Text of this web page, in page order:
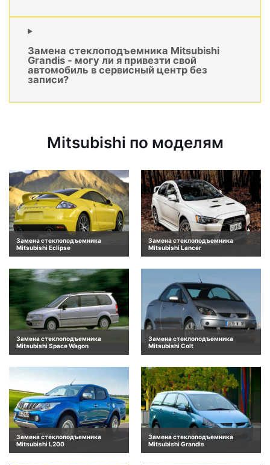
Замена стеклоподъемника Mitsubishi
Grandis - могу ли я привезти свой
автомобиль в сервисный центр без
записи?
Mitsubishi по моделям
Замена стеклоподъемника
Mitsubishi Eclipse
Замена стеклоподъемника
Mitsubishi Lancer
Замена стеклоподъемника
Mitsubishi Space Wagon
Замена стеклоподъемника
Mitsubishi Colt
Замена стеклоподъемника
Mitsubishi L200
Замена стеклоподъемника
Mitsubishi Grandis